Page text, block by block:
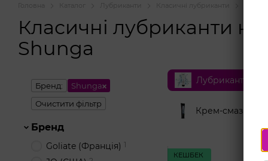
Каталог Лубриканти
Класичні лубриканти на
Shunga
Лубриканти на
Крем-смазки
КЕШБЕК
Бренд:
Shunga
Очистити фільтр
Бренд
Goliate (Франція) 1